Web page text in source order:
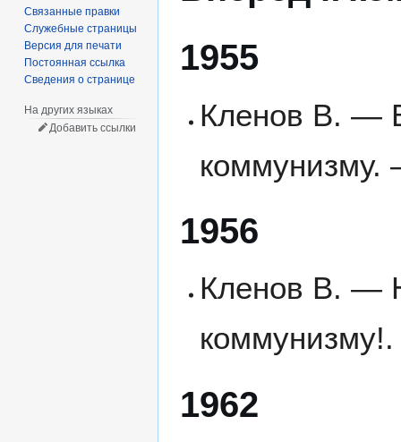
1955
Кленов В. —
1956
Кленов В. —
1962
Связанные правки
Служебные страницы
Версия для печати
Постоянная ссылка
Сведения о странице
На других языках
Добавить ссылки